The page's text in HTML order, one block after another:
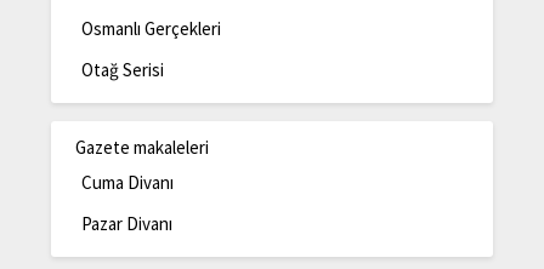
Osmanlı Gerçekleri
Otağ Serisi
Gazete makaleleri
Cuma Divanı
Pazar Divanı